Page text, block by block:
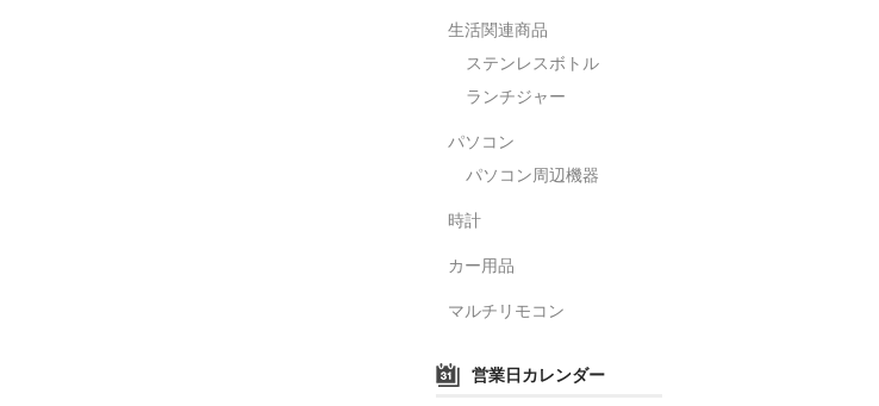
生活関連商品
ステンレスボトル
ランチジャー
パソコン
パソコン周辺機器
時計
カー用品
マルチリモコン
営業日カレンダー